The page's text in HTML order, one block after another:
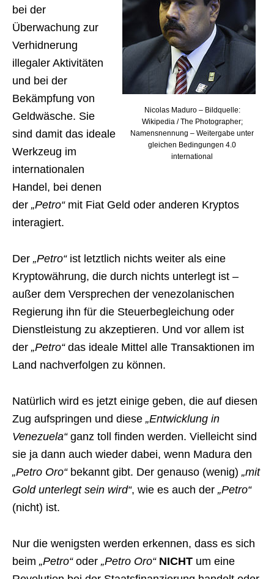
Nicolas Maduro – Bildquelle:
Wikipedia / The Photographer;
Namensnennung – Weitergabe unter
gleichen Bedingungen 4.0
international
bei der
Überwachung zur
Verhidnerung
illegaler Aktivitäten
und bei der
Bekämpfung von
Geldwäsche. Sie
sind damit das ideale
Werkzeug im
internationalen
Handel, bei denen
der „Petro“mit Fiat Geld oder anderen Kryptos
interagiert.
Der „Petro“ist letztlich nichts weiter als eine
Kryptowährung, die durch nichts unterlegt ist –
außer dem Versprechen der venezolanischen
Regierung ihn für die Steuerbegleichung oder
Dienstleistung zu akzeptieren. Und vor allem ist
der „Petro“das ideale Mittel alle Transaktionen im
Land nachverfolgen zu können.
Natürlich wird es jetzt einige geben, die auf diesen
Zug aufspringen und diese „Entwicklung in
Venezuela“ganz toll finden werden. Vielleicht sind
sie ja dann auch wieder dabei, wenn Madura den
„Petro Oro“bekannt gibt. Der genauso (wenig) „mit
Gold unterlegt sein wird“, wie es auch der „Petro“
(nicht) ist.
Nur die wenigsten werden erkennen, dass es sich
beim „Petro“oder „Petro Oro“ NICHT um eine